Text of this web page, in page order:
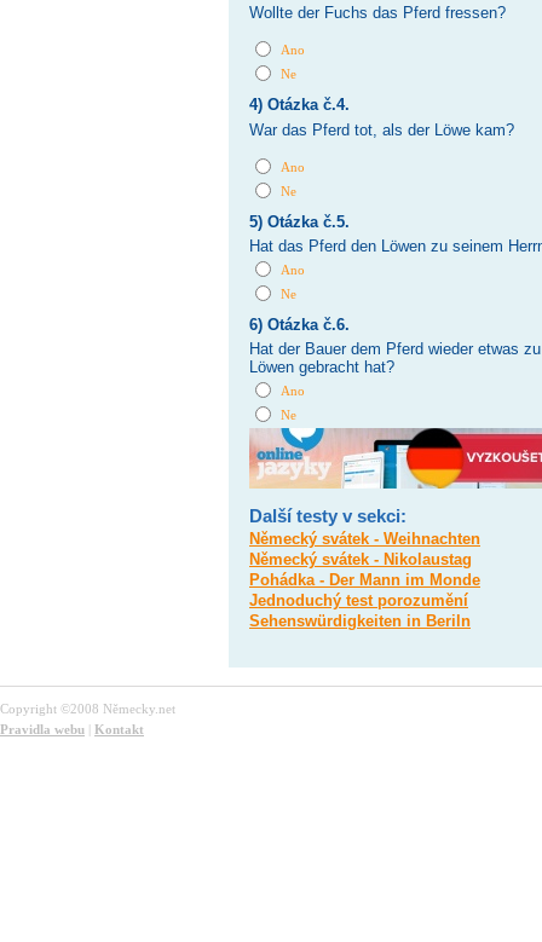
Wollte der Fuchs das Pferd fressen?
Ano
Ne
4) Otázka č.4.
War das Pferd tot, als der Löwe kam?
Ano
Ne
5) Otázka č.5.
Hat das Pferd den Löwen zu seinem
Ano
Ne
6) Otázka č.6.
Hat der Bauer dem Pferd wieder etwas
Löwen gebracht hat?
Ano
Ne
Další testy v sekci:
Německý svátek - Weihnachten
Německý svátek - Nikolaustag
Pohádka - Der Mann im Monde
Jednoduchý test porozumění
Sehenswürdigkeiten in Beriln
Copyright ©2008 Německy.net
Pravidla webu | Kontakt